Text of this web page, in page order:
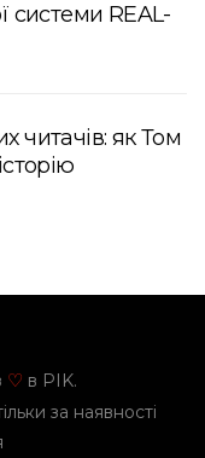
системи REAL-
читачів: як Том
♡ в PIK.
за наявності